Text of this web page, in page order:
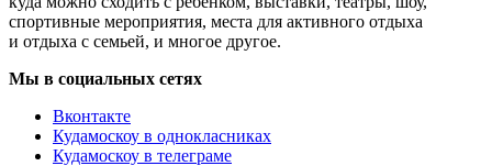
спортивные мероприятия, места для активного отдыха
и отдыха с семьей, и многое другое.
Мы в социальных сетях
Вконтакте
Кудамоскоу в однокласниках
Кудамоскоу в телеграме